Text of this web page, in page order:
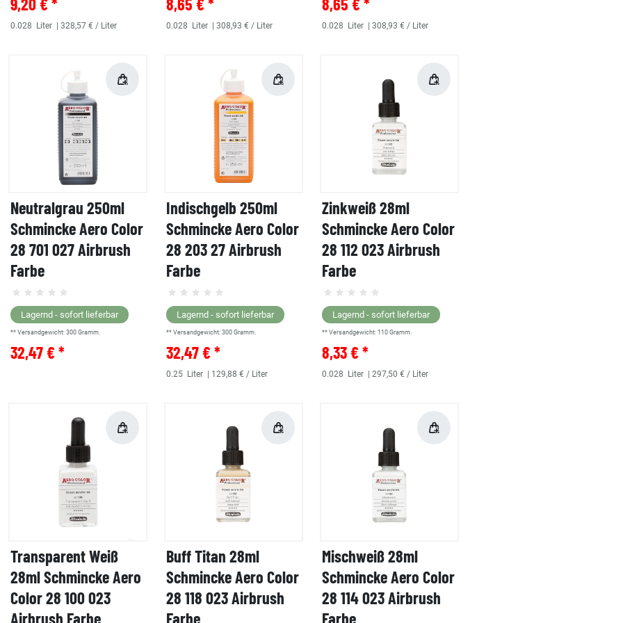
0.028 Liter | 328,57 € / Liter 0.028 Liter | 308,93 € / Liter 0.028 Liter | 308,93 € / Liter
Neutralgrau 250ml
Schmincke Aero Color
28 701 027 Airbrush
Farbe
Lagernd - sofort lieferbar
** Versandgewicht: 300 Gramm.
32,47 € *
Indischgelb 250ml
Schmincke Aero Color
28 203 27 Airbrush
Farbe
Lagernd - sofort lieferbar
** Versandgewicht: 300 Gramm.
32,47 € *
0.25 Liter | 129,88 € / Liter
Zinkweiß 28ml
Schmincke Aero Color
28 112 023 Airbrush
Farbe
Lagernd - sofort lieferbar
** Versandgewicht: 110 Gramm.
8,33 € *
0.028 Liter | 297,50 € / Liter
Transparent Weiß
28ml Schmincke Aero
Color 28 100 023
Airbrush Farbe
Buff Titan 28ml
Schmincke Aero Color
28 118 023 Airbrush
Farbe
Mischweiß 28ml
Schmincke Aero Color
28 114 023 Airbrush
Farbe